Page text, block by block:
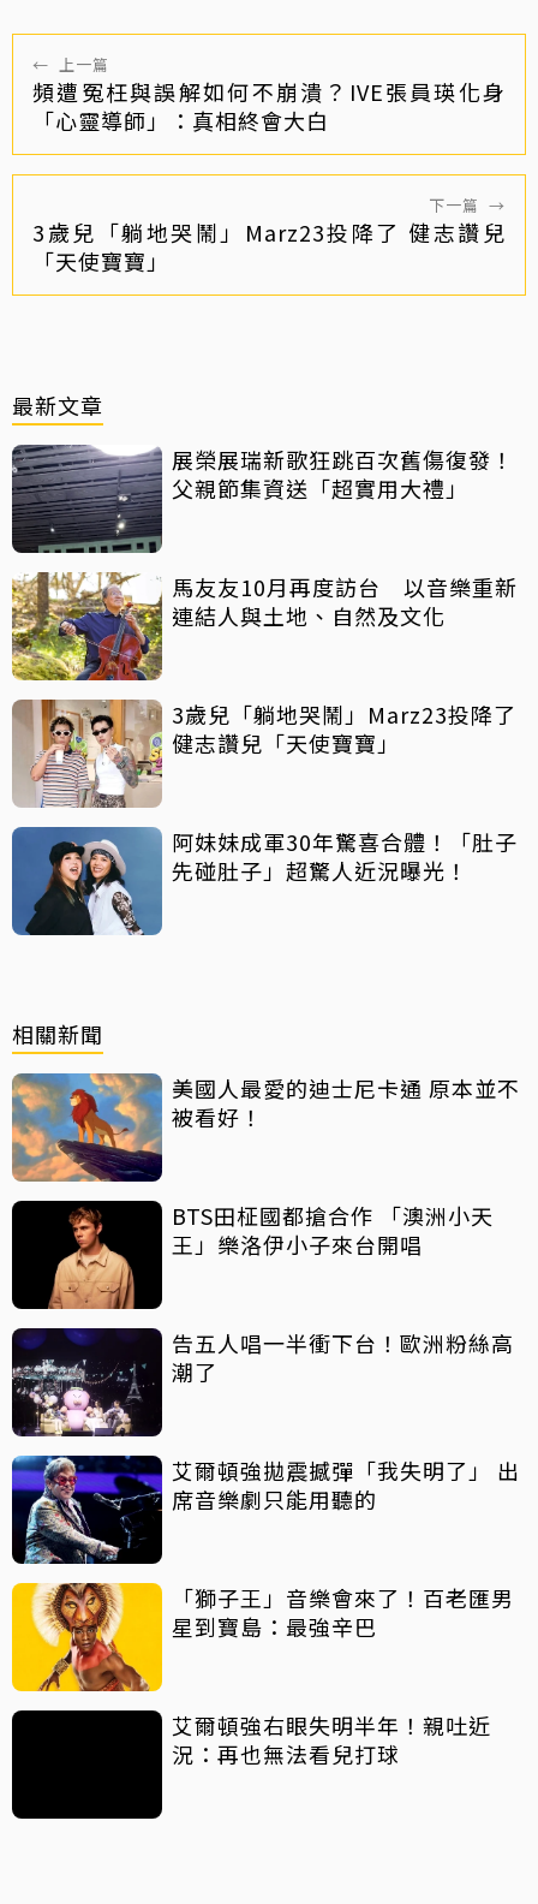
← 上一篇
頻遭冤枉與誤解如何不崩潰？IVE張員瑛化身
「心靈導師」：真相終會大白
下一篇 →
3歲兒「躺地哭鬧」Marz23投降了 健志讚兒
「天使寶寶」
最新文章
展榮展瑞新歌狂跳百次舊傷復發！
父親節集資送「超實用大禮」
馬友友10月再度訪台 以音樂重新
連結人與土地、自然及文化
3歲兒「躺地哭鬧」Marz23投降了
健志讚兒「天使寶寶」
阿妹妹成軍30年驚喜合體！「肚子
先碰肚子」超驚人近況曝光！
相關新聞
美國人最愛的迪士尼卡通 原本並不
被看好！
BTS田柾國都搶合作 「澳洲小天
王」樂洛伊小子來台開唱
告五人唱一半衝下台！歐洲粉絲高
潮了
艾爾頓強拋震撼彈「我失明了」 出
席音樂劇只能用聽的
「獅子王」音樂會來了！百老匯男
星到寶島：最強辛巴
艾爾頓強右眼失明半年！親吐近
況：再也無法看兒打球